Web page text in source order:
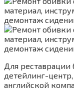
Для реставрации
детейлинг-
английской